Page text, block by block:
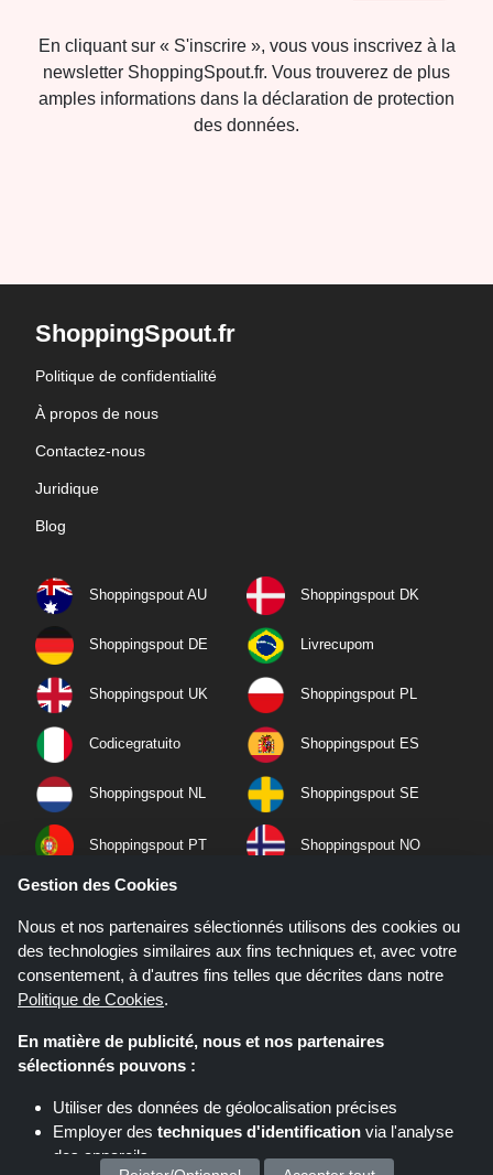
En cliquant sur « S'inscrire », vous vous inscrivez à la
newsletter ShoppingSpout.fr. Vous trouverez de plus
amples informations dans la déclaration de protection
des données.
ShoppingSpout.fr
Politique de confidentialité
À propos de nous
Contactez-nous
Juridique
Blog
Shoppingspout AU Shoppingspout DK
Shoppingspout DE Livrecupom
Shoppingspout UK Shoppingspout PL
Codicegratuito Shoppingspout ES
Shoppingspout NL Shoppingspout SE
Shoppingspout PT Shoppingspout NO
Si vous effectuez un achat après avoir cliqué sur les liens de ce site,
Shoppingspout.fr peut gagner une commission d'affiliation sur le site que
Gestion des Cookies
Nous et nos partenaires sélectionnés utilisons des cookies ou
des technologies similaires aux fins techniques et, avec votre
consentement, à d'autres fins telles que décrites dans notre
Politique de Cookies.
En matière de publicité, nous et nos partenaires
sélectionnés pouvons :
Utiliser des données de géolocalisation précises
Employer des techniques d'identification via l'analyse
des appareils